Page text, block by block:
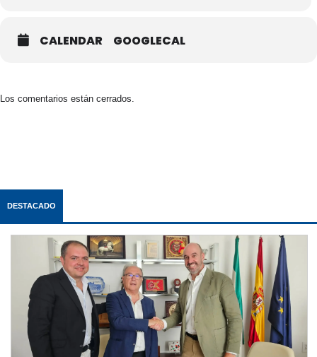
CALENDAR GOOGLECAL
Los comentarios están cerrados.
DESTACADO